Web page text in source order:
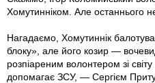
Хомутинніком. Але останнього
Нагадаємо, Хомутиннік
блоку», але його козир —
розпіареним волонтером зі
допомагає ЗСУ, — Сергієм